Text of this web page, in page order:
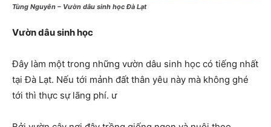
Tùng Nguyên – Vườn dâu sinh học Đà Lạt
Vườn dâu sinh học
Đây làm một trong những vườn dâu sinh học có tiếng nhất
tại Đà Lạt. Nếu tới mảnh đất thân yêu này mà không ghé
tới thì thực sự lãng phí. ư